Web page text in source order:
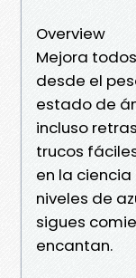
Overview
Mejora
desde el
estado de
incluso
trucos
en la
niveles de
sigues
encantan.